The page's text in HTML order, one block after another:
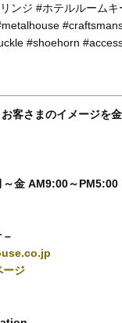
ンジ #ホテルルーム
#shoehorn
客さまのイメージを
～金 AM9:00～
–
ージ